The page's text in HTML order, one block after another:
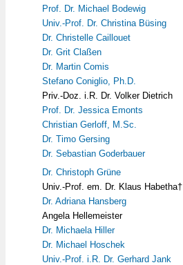
Prof. Dr. Michael Bodewig
Univ.-Prof. Dr. Christina Büsing
Dr. Christelle Caillouet
Dr. Grit Claßen
Dr. Martin Comis
Stefano Coniglio, Ph.D.
Priv.-Doz. i.R. Dr. Volker Dietrich
Prof. Dr. Jessica Emonts
Christian Gerloff, M.Sc.
Dr. Timo Gersing
Dr. Sebastian Goderbauer
Dr. Christoph Grüne
Univ.-Prof. em. Dr. Klaus Habetha†
Dr. Adriana Hansberg
Angela Hellemeister
Dr. Michaela Hiller
Dr. Michael Hoschek
Univ.-Prof. i.R. Dr. Gerhard Jank